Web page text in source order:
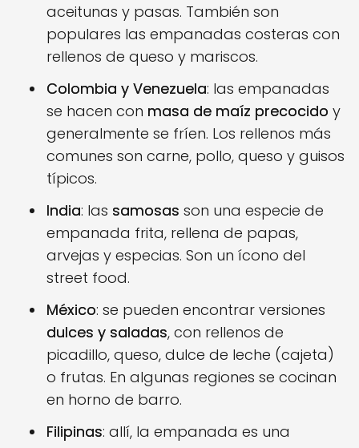
aceitunas y pasas. También son
populares las empanadas costeras con
rellenos de queso y mariscos.
Colombia y Venezuela: las empanadas
se hacen con masa de maíz precocido y
generalmente se fríen. Los rellenos más
comunes son carne, pollo, queso y guisos
típicos.
India: las samosas son una especie de
empanada frita, rellena de papas,
arvejas y especias. Son un ícono del
street food.
México: se pueden encontrar versiones
dulces y saladas, con rellenos de
picadillo, queso, dulce de leche (cajeta)
o frutas. En algunas regiones se cocinan
en horno de barro.
Filipinas: allí, la empanada es una